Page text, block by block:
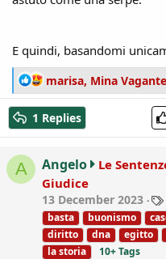
E quindi, basandomi
R
e
a
c
t
i
o
n
s
marisa, Mina Vagante
1 Replies
A Angelo
Le
Giudice
13 December 2023
basta
buonismo
diritto
dna egitto
la storia
10+ Tags